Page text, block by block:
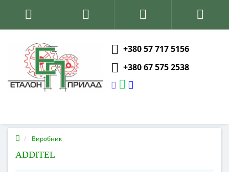
+380 57 717 5156
+380 67 575 2538
Виробник
ADDITEL